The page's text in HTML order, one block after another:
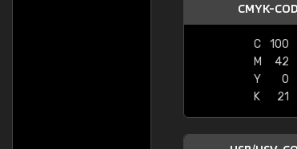
CMYK-
C
100
M
42
Y
0
K
21